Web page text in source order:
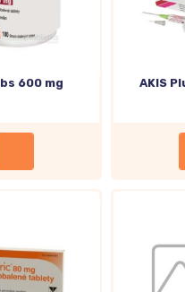
600 mg AKIS